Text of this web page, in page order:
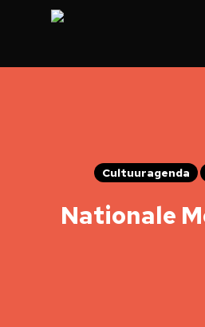
Cultuuragenda
Nationale